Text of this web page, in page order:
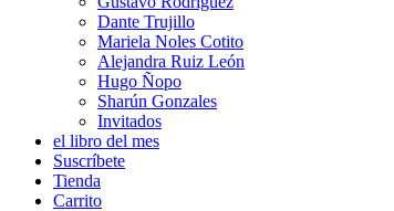
Dante Trujillo
Mariela Noles Cotito
Alejandra Ruiz León
Hugo Ñopo
Sharún Gonzales
Invitados
el libro del mes
Suscríbete
Tienda
Carrito